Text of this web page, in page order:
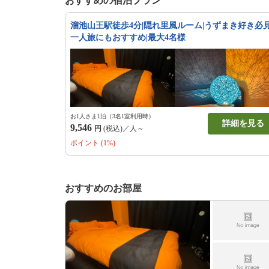
溜池山王駅徒歩4分|隠れ里風ルーム|うずまき好き必
一人旅にもおすすめ|最大4名様
お1人さま1泊（3名1室利用時）
9,546 円 (税込)／人～
詳細を見る
ポイント (1%)
おすすめのお部屋